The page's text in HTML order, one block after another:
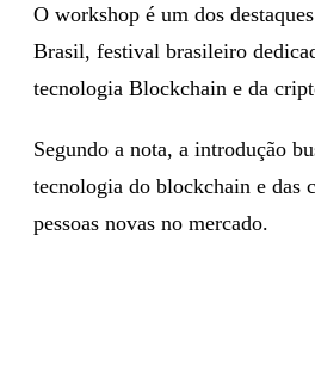
O workshop é um dos
Brasil, festival brasileiro
tecnologia Blockchain e da
Segundo a nota, a introdução
tecnologia do blockchain e das
pessoas novas no mercado.